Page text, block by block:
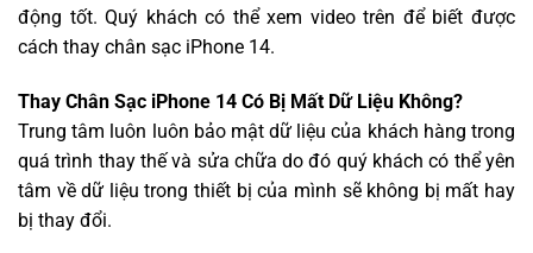
động tốt. Quý khách có thể xem video trên để biết được
cách thay chân sạc iPhone 14.
Thay Chân Sạc iPhone 14 Có Bị Mất Dữ Liệu Không?
Trung tâm luôn luôn bảo mật dữ liệu của khách hàng trong
quá trình thay thế và sửa chữa do đó quý khách có thể yên
tâm về dữ liệu trong thiết bị của mình sẽ không bị mất hay
bị thay đổi.